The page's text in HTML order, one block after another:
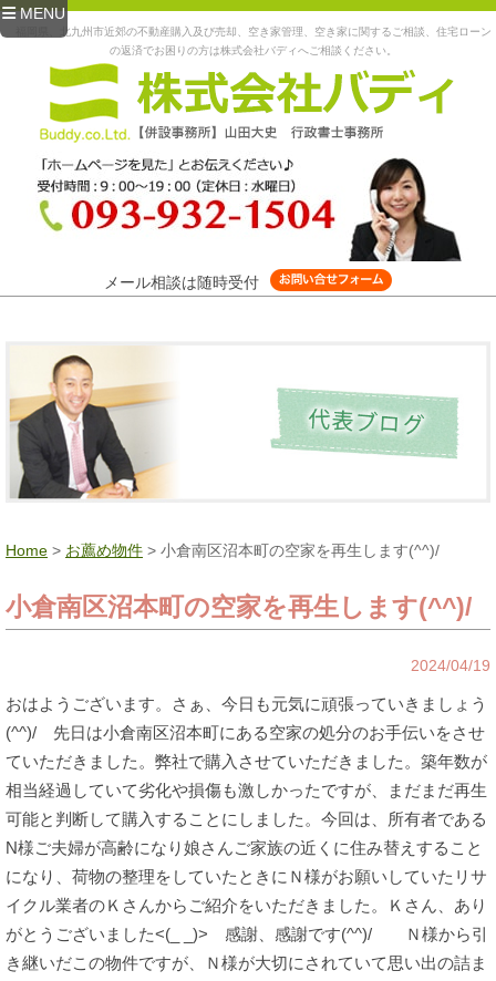
MENU
福岡県、北九州市近郊の不動産購入及び売却、空き家管理、空き家に関するご相談、住宅ローン
の返済でお困りの方は株式会社バディへご相談ください。
メール相談は随時受付
Home > お薦め物件 > 小倉南区沼本町の空家を再生します(^^)/
小倉南区沼本町の空家を再生します(^^)/
2024/04/19
おはようございます。さぁ、今日も元気に頑張っていきましょう
(^^)/ 先日は小倉南区沼本町にある空家の処分のお手伝いをさせ
ていただきました。弊社で購入させていただきました。築年数が
相当経過していて劣化や損傷も激しかったですが、まだまだ再生
可能と判断して購入することにしました。今回は、所有者である
N様ご夫婦が高齢になり娘さんご家族の近くに住み替えすること
になり、荷物の整理をしていたときにＮ様がお願いしていたリサ
イクル業者のＫさんからご紹介をいただきました。Ｋさん、あり
がとうございました<(_ _)> 感謝、感謝です(^^)/ Ｎ様から引
き継いだこの物件ですが、Ｎ様が大切にされていて思い出の詰ま